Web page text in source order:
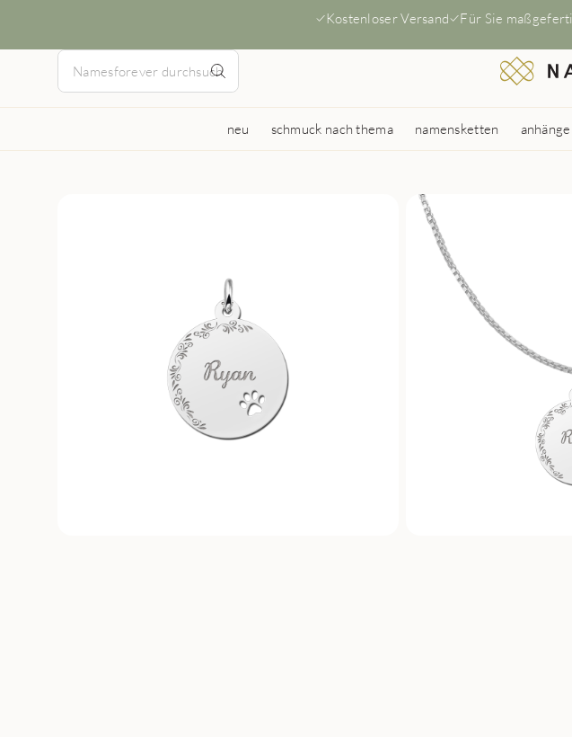
Kostenloser Versand Für Sie
neu schmuck nach thema namensketten